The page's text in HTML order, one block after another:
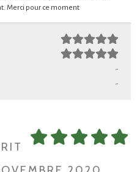
Merci pour ce moment
-
-